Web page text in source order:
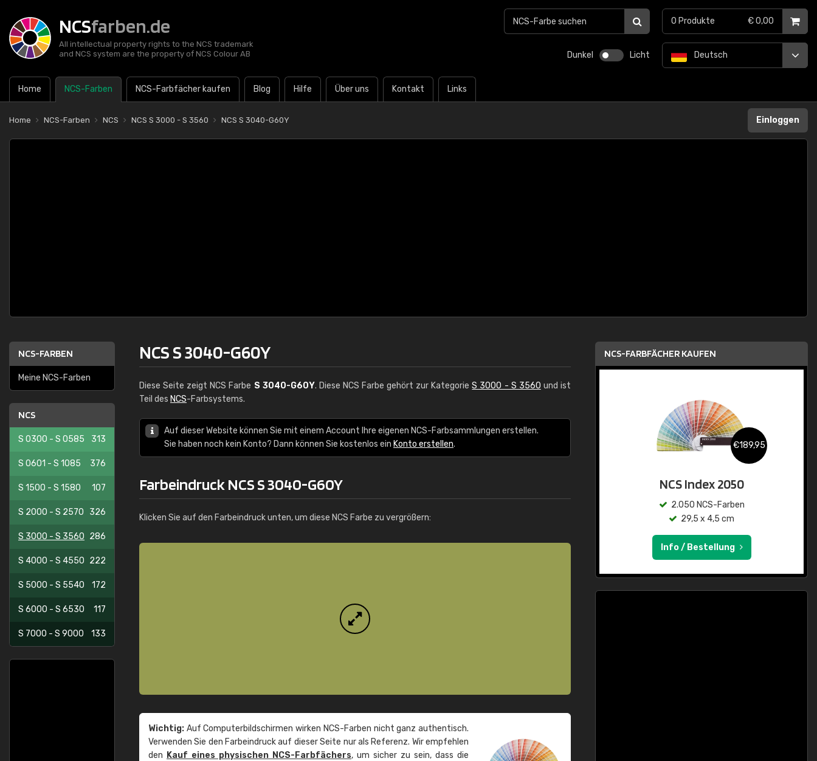
NCSfarben.de
All intellectual property rights to the NCS trademark
and NCS system are the property of NCS Colour AB
Dunkel Licht
Home NCS-Farben NCS-Farbfächer kaufen Blog Hilfe Über uns Kontakt Links
Deutsch
0 Produkte € 0,00
Home NCS-Farben NCS NCS S 3000 - S 3560 NCS S 3040-G60Y Einloggen
NCS-FARBEN
Meine NCS-Farben
NCS
S 0300 - S 0585 313
S 0601 - S 1085 376
S 1500 - S 1580 107
S 2000 - S 2570 326
S 3000 - S 3560 286
S 4000 - S 4550 222
S 5000 - S 5540 172
S 6000 - S 6530 117
S 7000 - S 9000 133
NCS S 3040-G60Y
Diese Seite zeigt NCS Farbe S 3040-G60Y. Diese NCS Farbe gehört zur KategorieS 3000 - S 3560 und ist
Teil des NCS-Farbsystems.
Auf dieser Website können Sie mit einem Account Ihre eigenen NCS-Farbsammlungen erstellen.
Sie haben noch kein Konto? Dann können Sie kostenlos ein Konto erstellen.
Farbeindruck NCS S 3040-G60Y
Klicken Sie auf den Farbeindruck unten, um diese NCS Farbe zu vergrößern:
Wichtig: Auf Computerbildschirmen wirken NCS-Farben nicht ganz authentisch.
Verwenden Sie den Farbeindruck auf dieser Seite nur als Referenz. Wir empfehlen
den Kauf eines physischen NCS-Farbfächers, um sicher zu sein, dass die
NCS-FARBFÄCHER KAUFEN
€189,95
NCS Index 2050
2.050 NCS-Farben
29,5 x 4,5 cm
Info / Bestellung